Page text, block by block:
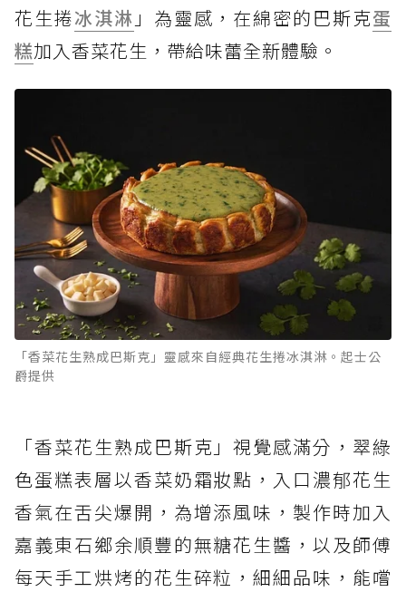
花生捲冰淇淋 」為靈感，在綿密的巴斯克蛋
糕加入香菜花生，帶給味蕾全新體驗。
「香菜花生熟成巴斯克」靈感來自經典花生捲冰淇淋。起士公
爵提供
「香菜花生熟成巴斯克」視覺感滿分，翠綠
色蛋糕表層以香菜奶霜妝點，入口濃郁花生
香氣在舌尖爆開，為增添風味，製作時加入
嘉義東石鄉余順豐的無糖花生醬，以及師傅
每天手工烘烤的花生碎粒，細細品味，能嚐